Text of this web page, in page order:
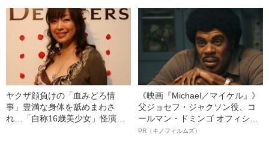
ヤクザ顔負けの「血みどろ情
事」豊満な身体を舐めまわさ
れ…「自称16歳美少女」怪演
《映画『Michael／マイケル』》
父ジョセフ・ジャクソン役、コ
ールマン・ドミンゴ オフィシャ
ルインタビュー“観客を魅了した
PR（キノフィルムズ）